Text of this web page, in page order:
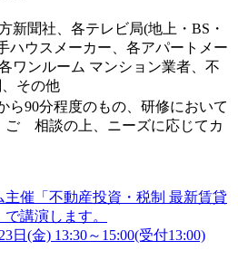
新聞社、各テレビ局(地上・BS・
ハウスメーカー、各アパートメー
ワンルーム マンション業者、不
その他
ら90分程度のもの、研修において
ご゙相談の上、ニーズに応じてカ
催「不動産投資・税制 最新賃貸
講演します。
日(金) 13:30～15:00(受付13:00)